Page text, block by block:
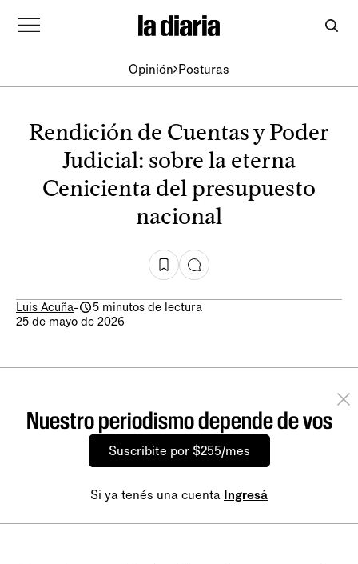
Opinión Posturas
Rendición de Cuentas y Poder
Judicial: sobre la eterna
Cenicienta del presupuesto
nacional
Luis Acuña-
5 minutos de lectura
25 de mayo de 2026
Nuestro periodismo depende de vos
Suscribite por $255/mes
Si ya tenés una cuenta Ingresá